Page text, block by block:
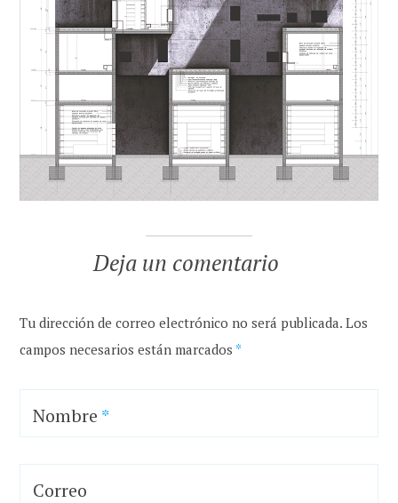
Deja un comentario
Tu dirección de correo electrónico no será publicada. Los
campos necesarios están marcados *
Nombre *
Correo